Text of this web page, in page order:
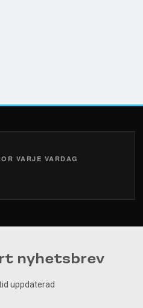
VARJE VARDAG
nyhetsbrev
uppdaterad